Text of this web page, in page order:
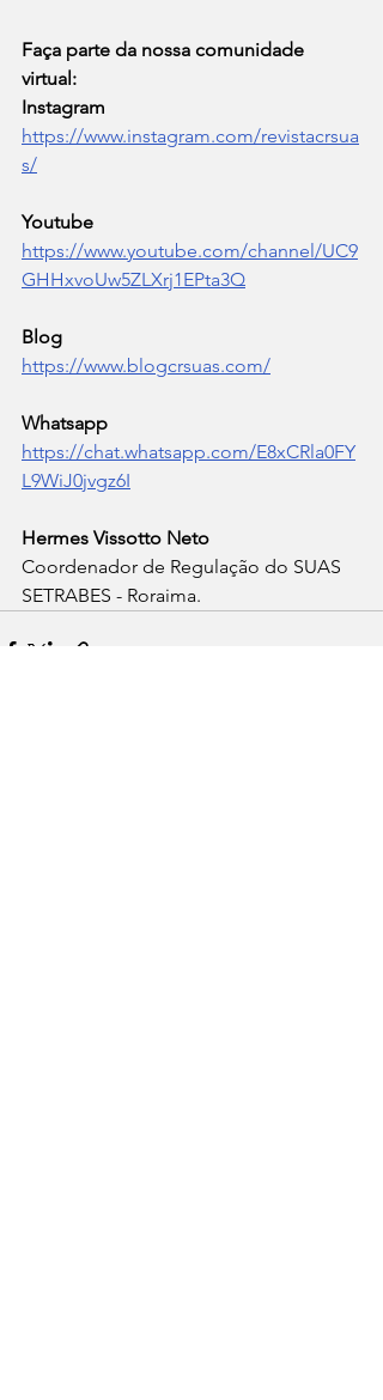
Faça parte da nossa comunidade
virtual:
Instagram
https://www.instagram.com/revistacrsua
s/
Youtube
https://www.youtube.com/channel/UC9
GHHxvoUw5ZLXrj1EPta3Q
Blog
https://www.blogcrsuas.com/
Whatsapp
https://chat.whatsapp.com/E8xCRla0FY
L9WiJ0jvgz6I
Hermes Vissotto Neto
Coordenador de Regulação do SUAS
SETRABES - Roraima.